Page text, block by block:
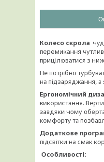
Колесо скрола
перемикання
прицілюватися з
Не потрібно
на підзаряджання,
Ергономічний
використання.
завдяки чому
комфорту та
Додаткове
підсвітки на смак
Особливості: